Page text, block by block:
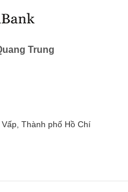
Trung
Thành phố Hồ Chí